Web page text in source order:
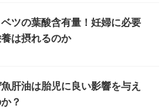
ツの葉酸含有量！妊婦に必要
は摂れるのか
肝油は胎児に良い影響を与え
？